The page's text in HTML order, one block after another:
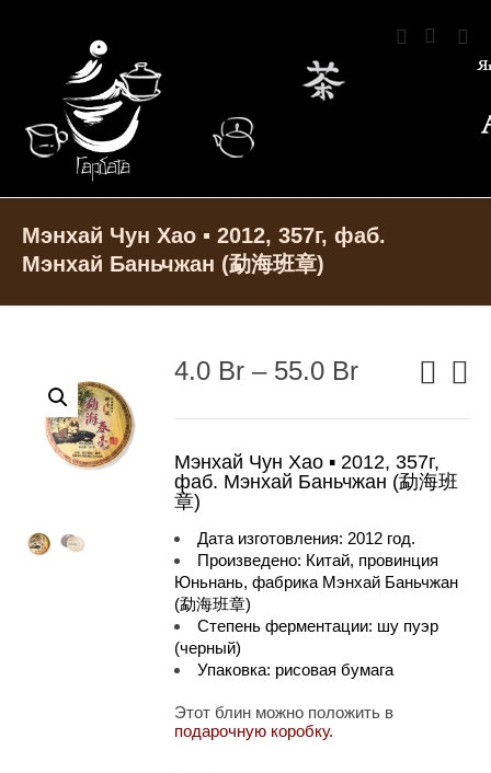
Мэнхай Чун Хао ▪ 2012, 357г, фаб.
Мэнхай Баньчжан (勐海班章)
4.0 Br– 55.0 Br
Мэнхай Чун Хао ▪ 2012, 357г,
фаб. Мэнхай Баньчжан (勐海班
章)
Дата изготовления: 2012 год.
Произведено: Китай, провинция
Юньнань, фабрика Мэнхай Баньчжан
(勐海班章)
Степень ферментации: шу пуэр
(черный)
Упаковка: рисовая бумага
Этот блин можно положить в
подарочную коробку.